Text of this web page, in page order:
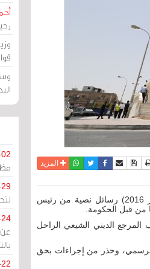
نسخة للطباعة
حفظ الموضوع
أرسل الى صديق
فيسبوكتويترواتسابالمزيد
مرآة البحرين: تلقى المسؤولون عن المساجد والمآتم في البحرين (الاثنين 4 يوليو/ تموز 2016) رسائل نصية من رئيس
من قبل الحكومة.
المرجع الديني الشيعي الراحل
وحذر من إجراءات بحق